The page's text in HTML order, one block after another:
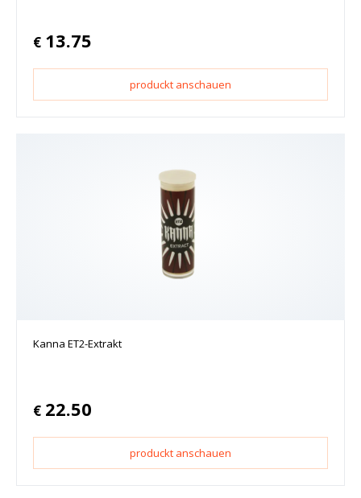
€ 13.75
produckt anschauen
Kanna ET2-Extrakt
€ 22.50
produckt anschauen